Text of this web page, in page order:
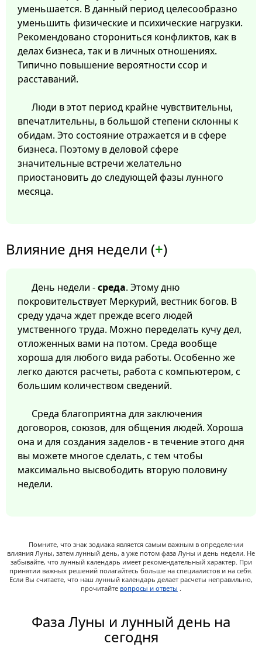
уменьшается. В данный период целесообразно
уменьшить физические и психические нагрузки.
Рекомендовано сторониться конфликтов, как в
делах бизнеса, так и в личных отношениях.
Типично повышение вероятности ссор и
расставаний.
Люди в этот период крайне чувствительны,
впечатлительны, в большой степени склонны к
обидам. Это состояние отражается и в сфере
бизнеса. Поэтому в деловой сфере
значительные встречи желательно
приостановить до следующей фазы лунного
месяца.
Влияние дня недели (+)
День недели -среда. Этому дню
покровительствует Меркурий, вестник богов. В
среду удача ждет прежде всего людей
умственного труда. Можно переделать кучу дел,
отложенных вами на потом. Среда вообще
хороша для любого вида работы. Особенно же
легко даются расчеты, работа с компьютером, с
большим количеством сведений.
Среда благоприятна для заключения
договоров, союзов, для общения людей. Хороша
она и для создания заделов - в течение этого дня
вы можете многое сделать, с тем чтобы
максимально высвободить вторую половину
недели.
Помните, что знак зодиака является самым важным в определении
влияния Луны, затем лунный день, а уже потом фаза Луны и день недели. Не
забывайте, что лунный календарь имеет рекомендательный характер. При
принятии важных решений полагайтесь больше на специалистов и на себя.
Если Вы считаете, что наш лунный календарь делает расчеты неправильно,
прочитайте вопросы и ответы .
Фаза Луны и лунный день на
сегодня